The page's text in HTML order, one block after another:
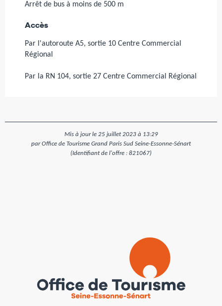
Arrêt de bus à moins de 500 m
Accès
Accès
Par l'autoroute A5, sortie 10 Centre Commercial
Régional
Par la RN 104, sortie 27 Centre Commercial Régional
Mis à jour le 25 juillet 2023 à 13:29
par Office de Tourisme Grand Paris Sud Seine-Essonne-Sénart
(Identifiant de l'offre : 821067)